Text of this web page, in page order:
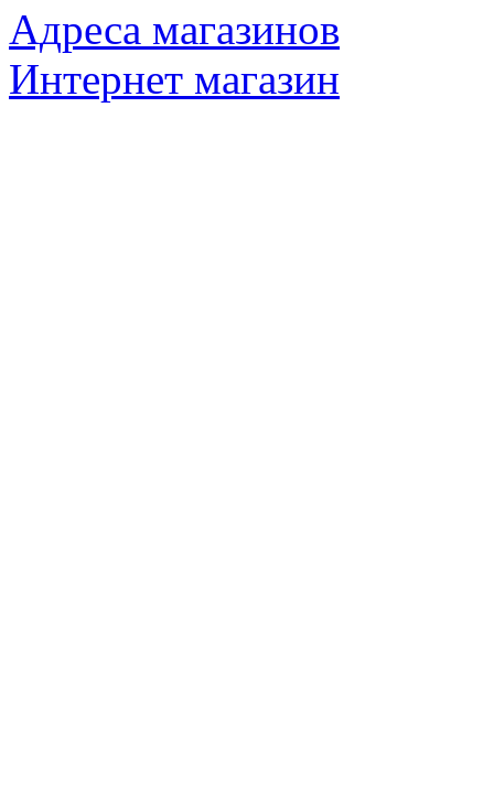
Адреса магазинов
Интернет магазин